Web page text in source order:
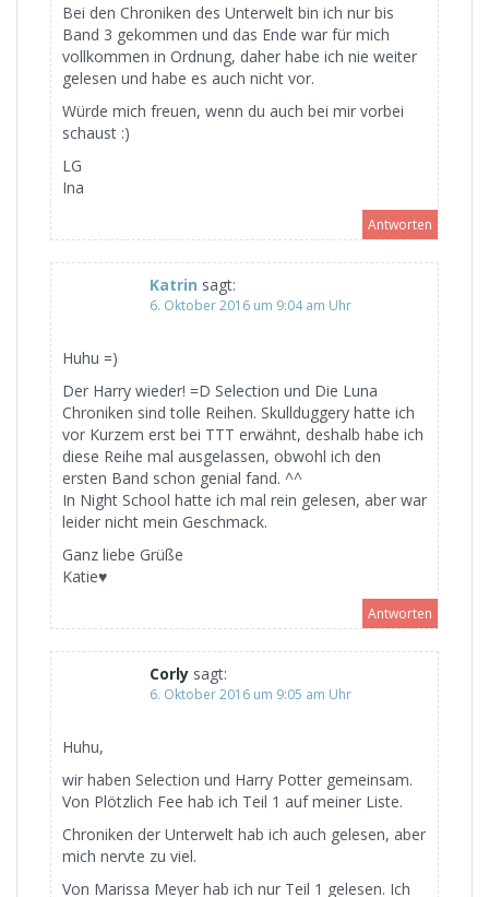
Bei den Chroniken des Unterwelt bin ich nur bis
Band 3 gekommen und das Ende war für mich
vollkommen in Ordnung, daher habe ich nie weiter
gelesen und habe es auch nicht vor.
Würde mich freuen, wenn du auch bei mir vorbei
schaust :)
LG
Ina
Antworten
Katrin sagt:
6. Oktober 2016 um 9:04 am Uhr
Huhu =)
Der Harry wieder! =D Selection und Die Luna
Chroniken sind tolle Reihen. Skullduggery hatte ich
vor Kurzem erst bei TTT erwähnt, deshalb habe ich
diese Reihe mal ausgelassen, obwohl ich den
ersten Band schon genial fand. ^^
In Night School hatte ich mal rein gelesen, aber war
leider nicht mein Geschmack.
Ganz liebe Grüße
Katie♥
Antworten
Corly sagt:
6. Oktober 2016 um 9:05 am Uhr
Huhu,
wir haben Selection und Harry Potter gemeinsam.
Von Plötzlich Fee hab ich Teil 1 auf meiner Liste.
Chroniken der Unterwelt hab ich auch gelesen, aber
mich nervte zu viel.
Von Marissa Meyer hab ich nur Teil 1 gelesen. Ich